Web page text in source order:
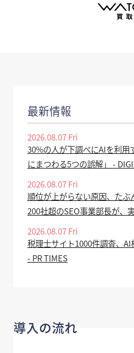
最新情報
2026.08.07 Fri
30%の人が下調べにAIを利用
にまつわる5つの誤解」 -
2026.08.07 Fri
順位が上がらない原因、た
200社超のSEO事業部長が、
手順を公開 - valuepress
2026.08.07 Fri
税理士サイト1000件調査、
- PR TIMES
導入の流れ